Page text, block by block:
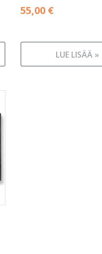
55,00 €
LUE LISÄÄ »